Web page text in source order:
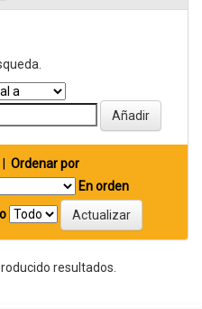
Ordenar por
En orden
resultados.